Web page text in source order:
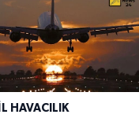
HAVACILIK